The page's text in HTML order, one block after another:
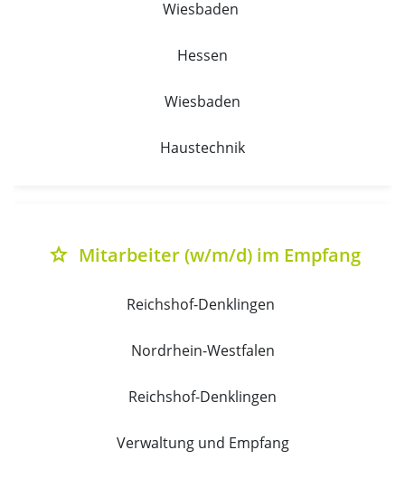
Wiesbaden
Hessen
Wiesbaden
Haustechnik
grade Mitarbeiter (w/m/d) im Empfang
Reichshof-Denklingen
Nordrhein-Westfalen
Reichshof-Denklingen
Verwaltung und Empfang